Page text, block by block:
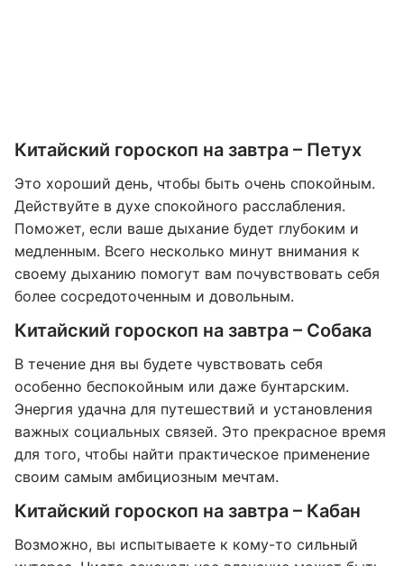
Китайский гороскоп на завтра – Петух
Это хороший день, чтобы быть очень спокойным.
Действуйте в духе спокойного расслабления.
Поможет, если ваше дыхание будет глубоким и
медленным. Всего несколько минут внимания к
своему дыханию помогут вам почувствовать себя
более сосредоточенным и довольным.
Китайский гороскоп на завтра – Собака
В течение дня вы будете чувствовать себя
особенно беспокойным или даже бунтарским.
Энергия удачна для путешествий и установления
важных социальных связей. Это прекрасное время
для того, чтобы найти практическое применение
своим самым амбициозным мечтам.
Китайский гороскоп на завтра – Кабан
Возможно, вы испытываете к кому-то сильный